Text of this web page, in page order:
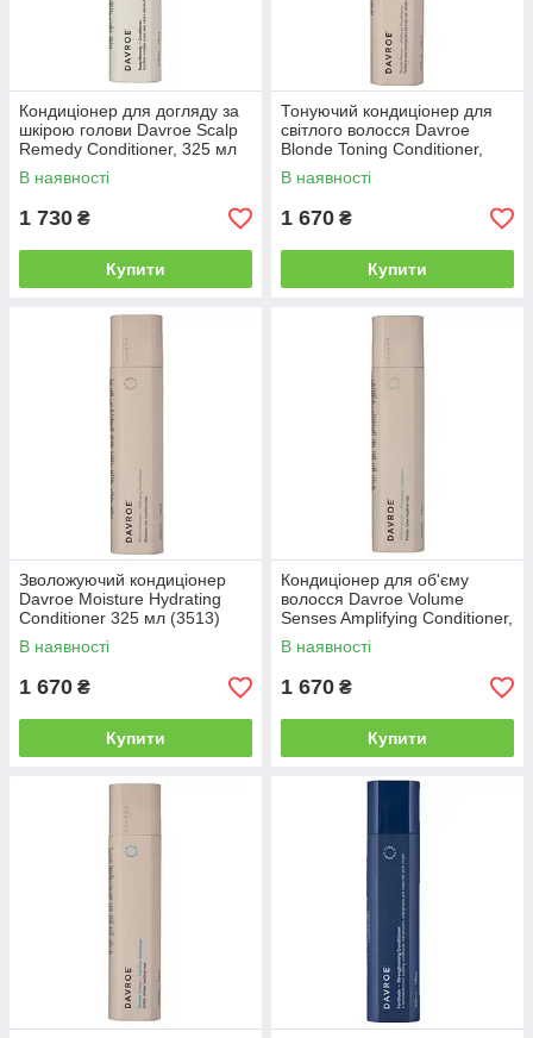
Кондиціонер для догляду за
шкірою голови Davroe Scalp
Remedy Conditioner, 325 мл
(3551)
В наявності
1 730 ₴
Купити
Тонуючий кондиціонер для
світлого волосся Davroe
Blonde Toning Conditioner,
325 мл (3543)
В наявності
1 670 ₴
Купити
Зволожуючий кондиціонер
Davroe Moisture Hydrating
Conditioner 325 мл (3513)
В наявності
1 670 ₴
Купити
Кондиціонер для об'єму
волосся Davroe Volume
Senses Amplifying Conditioner,
325 мл (3523)
В наявності
1 670 ₴
Купити